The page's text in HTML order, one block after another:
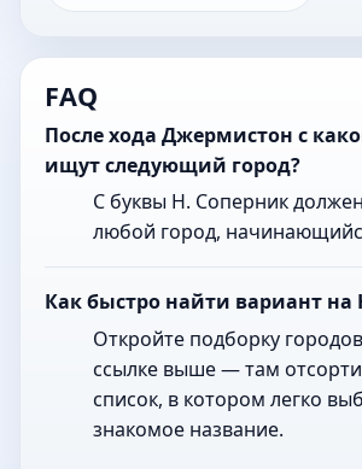
FAQ
После хода Джермистон с
ищут следующий город?
С буквы Н. Соперник
любой город,
Как быстро найти вариант на
Откройте подборку
ссылке выше — там
список, в котором легко
знакомое название.